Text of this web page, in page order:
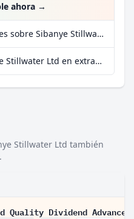
ahora →
Más datos fundamentales sobre Sibanye Stillwater Ltd en Parqet
Más datos sobre Sibanye Stillwater Ltd en extraETF
Stillwater Ltd también